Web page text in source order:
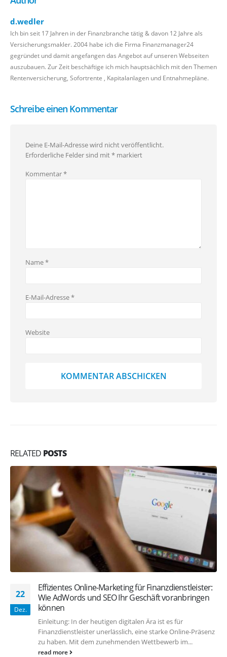
d.wedler
Ich bin seit 17 Jahren in der Finanzbranche tätig & davon 12 Jahre als
Versicherungsmakler. 2004 habe ich die Firma Finanzmanager24
gegründet und damit angefangen das Angebot auf unseren Webseiten
auszubauen. Zur Zeit beschäftige ich mich hauptsächlich mit den Themen
Rentenversicherung, Sofortrente , Kapitalanlagen und Entnahmepläne.
Schreibe einen Kommentar
Deine E-Mail-Adresse wird nicht veröffentlicht.
Erforderliche Felder sind mit* markiert
Kommentar*
Name*
E-Mail-Adresse*
Website
RELATED POSTS
22
Dez.
Effizientes Online-Marketing für Finanzdienstleister:
Wie AdWords und SEO Ihr Geschäft voranbringen
können
Einleitung: In der heutigen digitalen Ära ist es für
Finanzdienstleister unerlässlich, eine starke Online-Präsenz
zu haben. Mit dem zunehmenden Wettbewerb im...
read more